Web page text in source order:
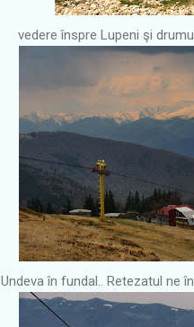
vedere înspre Lupeni şi
Undeva în fundal.. Retezatul ne